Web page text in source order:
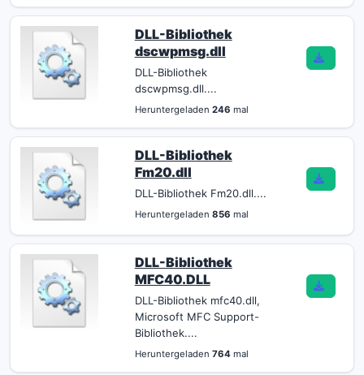
DLL-Bibliothek
dscwpmsg.dll
DLL-Bibliothek
dscwpmsg.dll....
Heruntergeladen 246 mal
DLL-Bibliothek
Fm20.dll
DLL-Bibliothek Fm20.dll....
Heruntergeladen 856 mal
DLL-Bibliothek
MFC40.DLL
DLL-Bibliothek mfc40.dll,
Microsoft MFC Support-
Bibliothek....
Heruntergeladen 764mal